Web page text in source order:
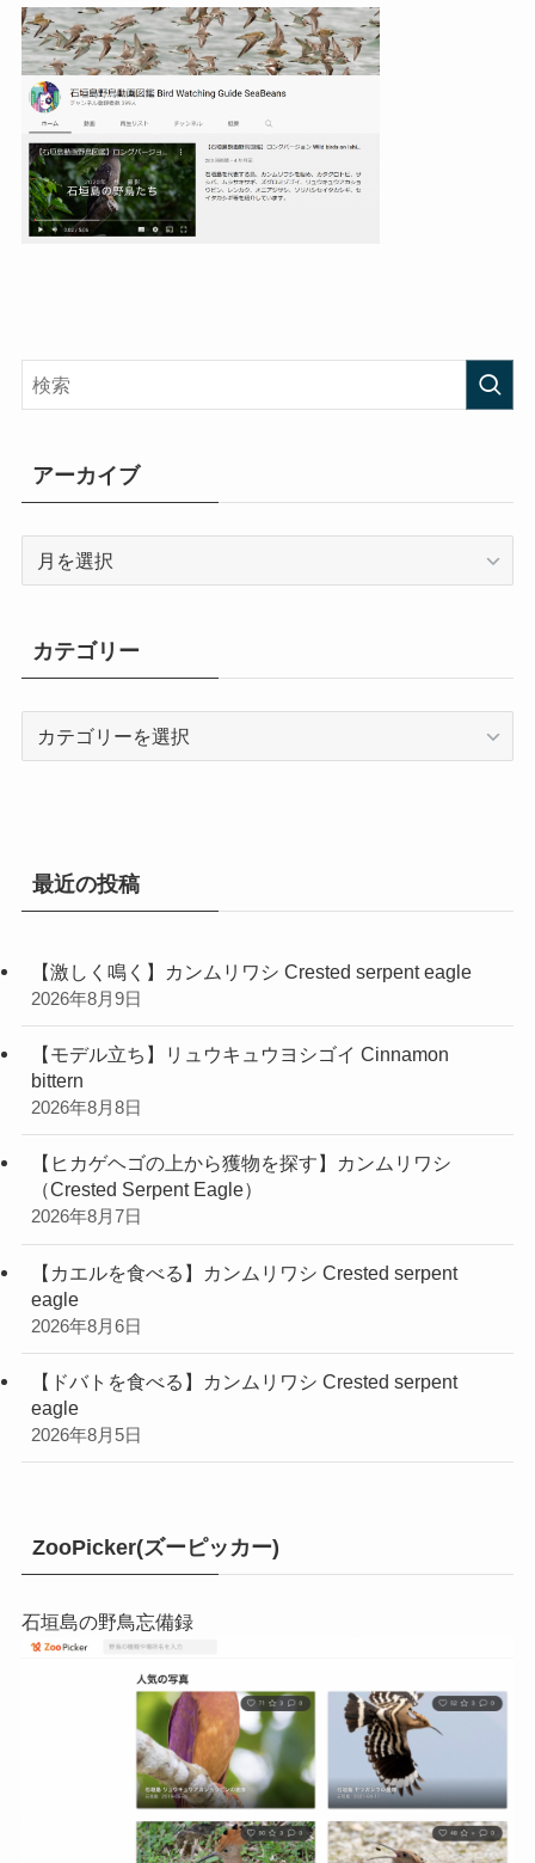
アーカイブ
ブ
カテゴリー
最近の投稿
【激しく鳴く】カンムリワシ Crested serpent eagle
2026年8月9日
【モデル立ち】リュウキュウヨシゴイ Cinnamon
bittern
2026年8月8日
【ヒカゲヘゴの上から獲物を探す】カンムリワシ
（Crested Serpent Eagle）
2026年8月7日
【カエルを食べる】カンムリワシ Crested serpent
eagle
2026年8月6日
【ドバトを食べる】カンムリワシ Crested serpent
eagle
2026年8月5日
ZooPicker(ズーピッカー)
石垣島の野鳥忘備録